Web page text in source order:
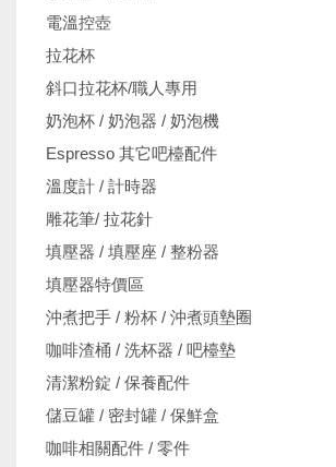
電溫控壺
拉花杯
斜口拉花杯/職人專用
奶泡杯 / 奶泡器 / 奶泡機
Espresso 其它吧檯配件
溫度計 / 計時器
雕花筆/ 拉花針
填壓器 / 填壓座 / 整粉器
填壓器特價區
沖煮把手 / 粉杯 / 沖煮頭墊圈
咖啡渣桶 / 洗杯器 / 吧檯墊
清潔粉錠 / 保養配件
儲豆罐 / 密封罐 / 保鮮盒
咖啡相關配件 / 零件